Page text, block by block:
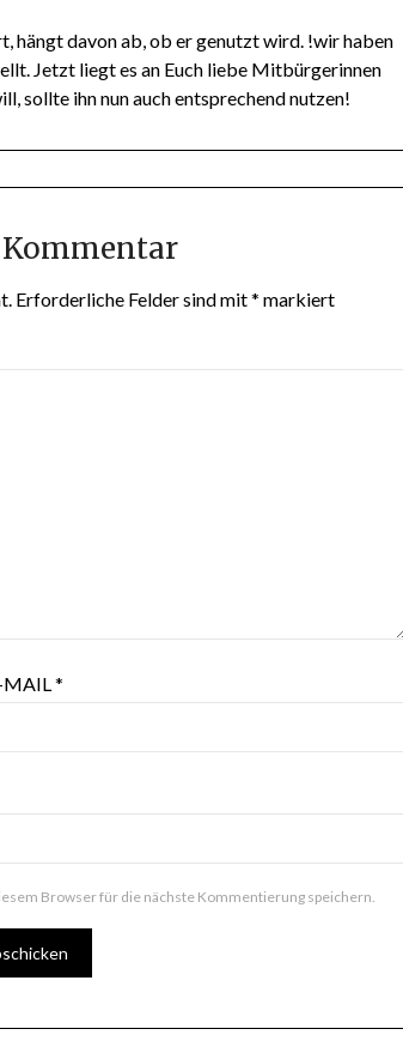
hängt davon ab, ob er genutzt wird. !wir haben
Jetzt liegt es an Euch liebe Mitbürgerinnen
sollte ihn nun auch entsprechend nutzen!
Erforderliche Felder sind mit* markiert
MAIL*
Browser für die nächste Kommentierung speichern.